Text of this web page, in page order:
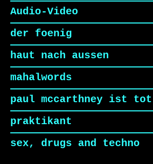
Audio-Video
der foenig
haut nach aussen
mahalwords
paul mccarthney ist tot
praktikant
sex, drugs and techno